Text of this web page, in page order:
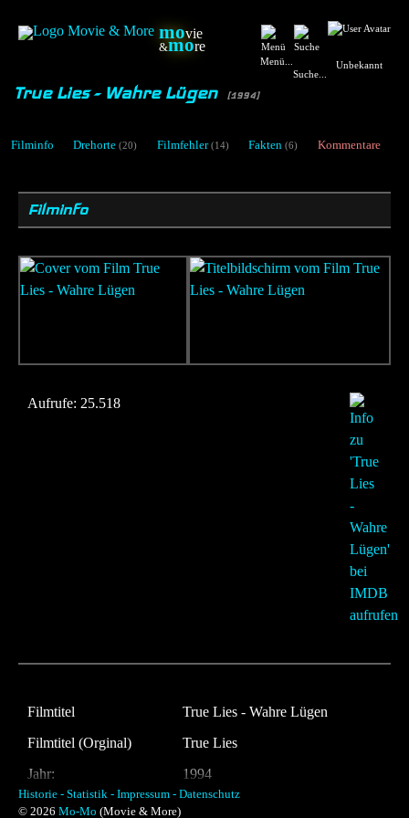
movie
&more
Menü...
Suche...
Unbekannt
True Lies - Wahre Lügen [1994]
Filminfo Drehorte (20) Filmfehler (14) Fakten (6) Kommentare
Filminfo
Aufrufe: 25.518
Filmtitel
True Lies - Wahre Lügen
Filmtitel (Orginal)
True Lies
Jahr:
1994
Land:
Historie - Statistik - Impressum - Datenschutz
© 2026 Mo-Mo (Movie & More)